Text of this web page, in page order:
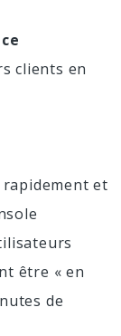
clients en
et
être « en
de